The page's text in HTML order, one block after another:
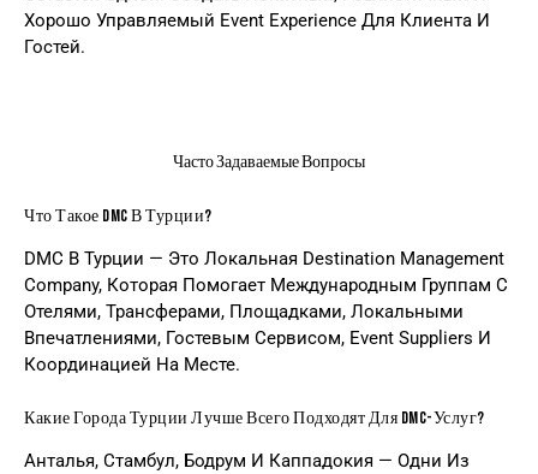
Хорошо Управляемый Event Experience Для Клиента И
Гостей.
Часто Задаваемые Вопросы
Что Такое DMC В Турции?
DMC В Турции — Это Локальная Destination Management
Company, Которая Помогает Международным Группам С
Отелями, Трансферами, Площадками, Локальными
Впечатлениями, Гостевым Сервисом, Event Suppliers И
Координацией На Месте.
Какие Города Турции Лучше Всего Подходят Для DMC-Услуг?
Анталья, Стамбул, Бодрум И Каппадокия — Одни Из